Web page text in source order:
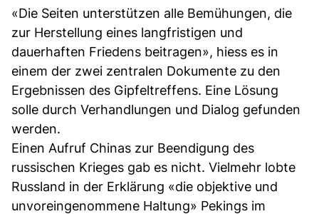
«Die Seiten unterstützen alle Bemühungen, die
zur Herstellung eines langfristigen und
dauerhaften Friedens beitragen», hiess es in
einem der zwei zentralen Dokumente zu den
Ergebnissen des Gipfeltreffens. Eine Lösung
solle durch Verhandlungen und Dialog gefunden
werden.
Einen Aufruf Chinas zur Beendigung des
russischen Krieges gab es nicht. Vielmehr lobte
Russland in der Erklärung «die objektive und
unvoreingenommene Haltung» Pekings im